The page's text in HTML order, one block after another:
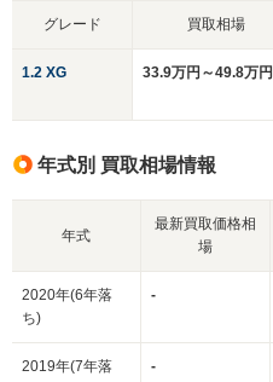
グレード 買取相場
1.2 XG 33.9万円～49.8万円
年式別 買取相場情報
年式
最新買取価格相
場
2020年(6年落
ち)
-
2019年(7年落
-